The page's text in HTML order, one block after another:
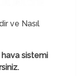
ve Nasıl
hava sistemi